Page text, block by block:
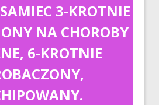
3-KROTNIE
NA CHOROBY
6-KROTNIE